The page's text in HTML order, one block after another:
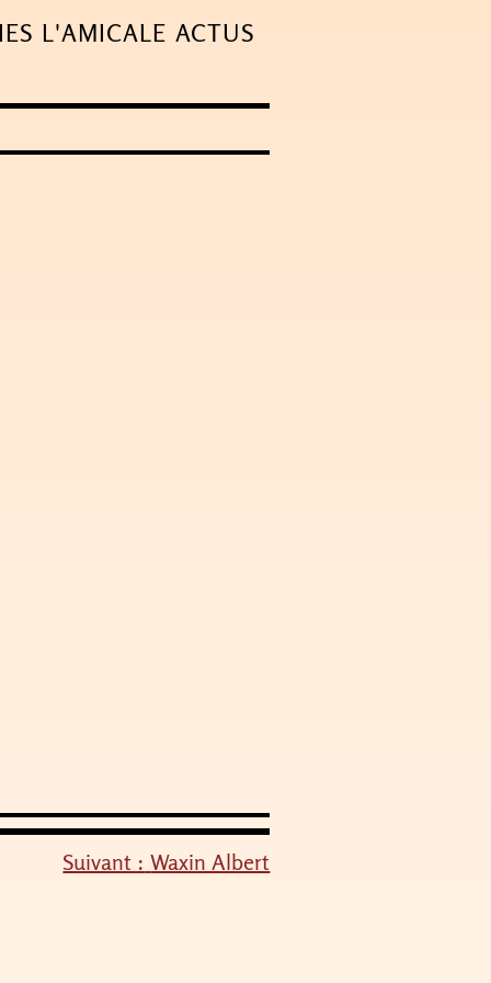
L'AMICALE ACTUS
Suivant : Waxin Albert